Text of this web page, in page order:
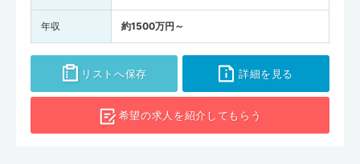
年収 約1500万円～
リストへ保存 詳細を見る
希望の求人を紹介してもらう